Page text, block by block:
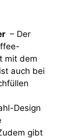
– Der
mit dem
auch bei
Design
gibt